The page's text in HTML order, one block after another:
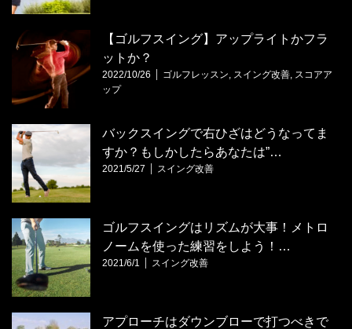
【ゴルフスイング】アップライトかフラ
ットか？
2022/10/26 ゴルフレッスン スイング改善 スコアア
ップ
バックスイングで右ひざはどうなってま
すか？もしかしたらあなたは”…
2021/5/27 スイング改善
ゴルフスイングはリズムが大事！メトロ
ノームを使った練習をしよう！…
2021/6/1 スイング改善
アプローチはダウンブローで打つべきで